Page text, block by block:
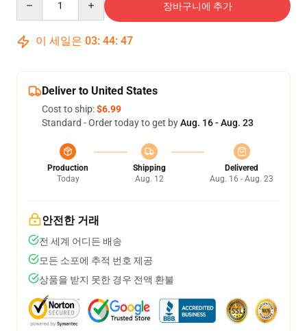
장바구니에 추가
이 세일은 03: 44: 46
Deliver to United States
Cost to ship:$6.99
Standard - Order today to get byAug. 16 - Aug. 23
Production
Today
Shipping
Aug. 12
Delivered
Aug. 16 - Aug. 23
안전한 거래
전 세계 어디든 배송
모든 소포에 추적 번호 제공
상품을 받지 못한 경우 전액 환불